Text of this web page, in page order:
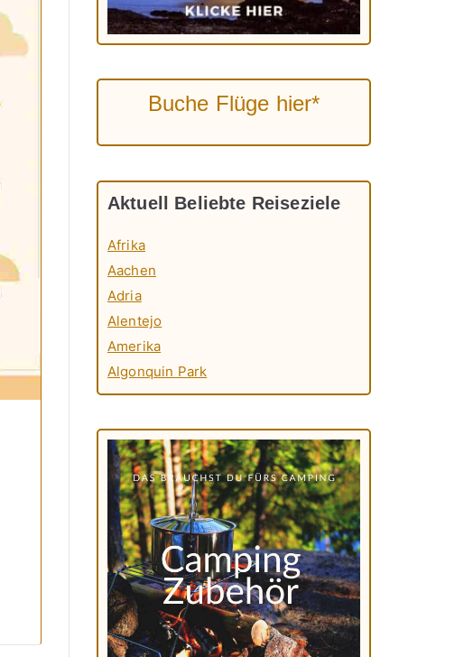
Buche Flüge hier*
Aktuell Beliebte Reiseziele
Afrika
Aachen
Adria
Alentejo
Amerika
Algonquin Park